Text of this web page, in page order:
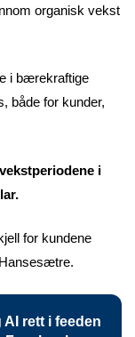
organisk vekst
i bærekraftige
både for kunder,
i
for kundene
rett i feeden